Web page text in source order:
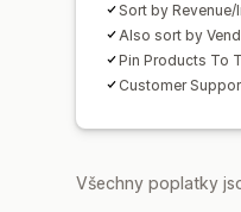
Sort by
Also sort by
Pin Products To
Customer
Všechny poplatky